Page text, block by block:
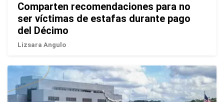
Comparten recomendaciones para no
ser víctimas de estafas durante pago
del Décimo
Lizsara Angulo